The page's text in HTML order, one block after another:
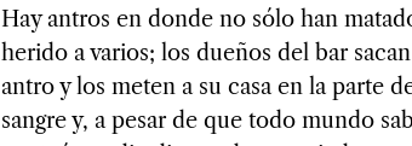
Hay antros en donde no sólo han
herido a varios; los dueños del bar
antro y los meten a su casa en la parte
sangre y, a pesar de que todo mundo